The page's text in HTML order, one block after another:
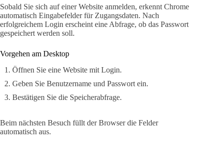
Sobald Sie sich auf einer Website anmelden, erkennt Chrome
automatisch Eingabefelder für Zugangsdaten. Nach
erfolgreichem Login erscheint eine Abfrage, ob das Passwort
gespeichert werden soll.
Vorgehen am Desktop
Öffnen Sie eine Website mit Login.
Geben Sie Benutzername und Passwort ein.
Bestätigen Sie die Speicherabfrage.
Beim nächsten Besuch füllt der Browser die Felder
automatisch aus.